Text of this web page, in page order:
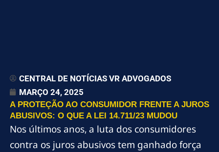
CENTRAL DE NOTÍCIAS VR ADVOGADOS
MARÇO 24, 2025
A PROTEÇÃO AO CONSUMIDOR FRENTE A JUROS
ABUSIVOS: O QUE A LEI 14.711/23 MUDOU
Nos últimos anos, a luta dos consumidores
contra os juros abusivos tem ganhado força